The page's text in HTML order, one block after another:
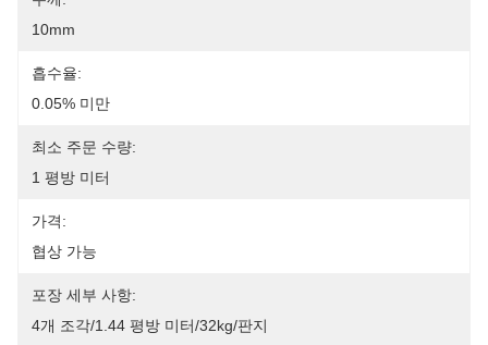
10mm
흡수율:
0.05% 미만
최소 주문 수량:
1 평방 미터
가격:
협상 가능
포장 세부 사항:
4개 조각/1.44 평방 미터/32kg/판지